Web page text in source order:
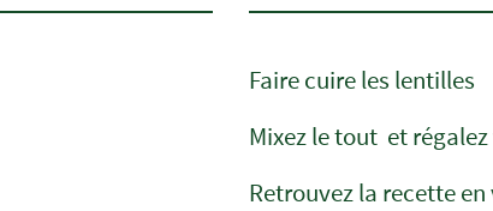
Faire cuire les lentilles
Mixez le tout et
Retrouvez la recette